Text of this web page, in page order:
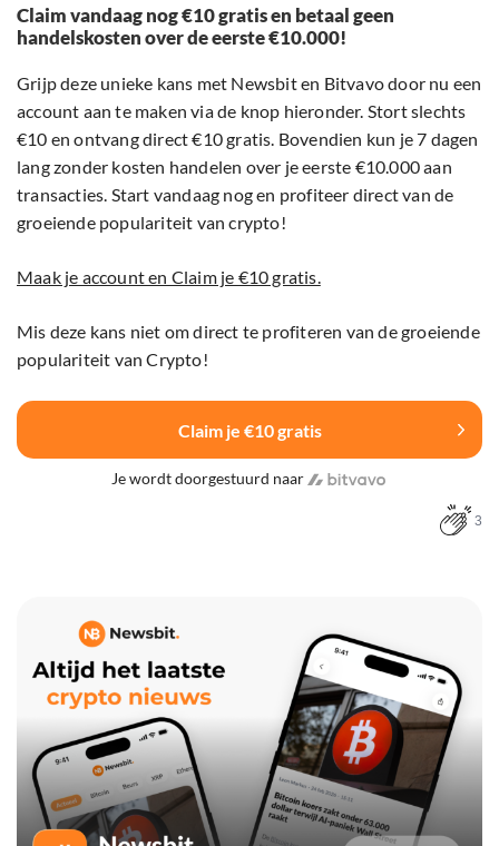
Claim vandaag nog €10 gratis en betaal geen
handelskosten over de eerste €10.000!
Grijp deze unieke kans met Newsbit en Bitvavo door nu een
account aan te maken via de knop hieronder. Stort slechts
€10 en ontvang direct €10 gratis. Bovendien kun je 7 dagen
lang zonder kosten handelen over je eerste €10.000 aan
transacties. Start vandaag nog en profiteer direct van de
groeiende populariteit van crypto!
Maak je account en Claim je €10 gratis.
Mis deze kans niet om direct te profiteren van de groeiende
populariteit van Crypto!
Claim je €10 gratis
Je wordt doorgestuurd naar
3